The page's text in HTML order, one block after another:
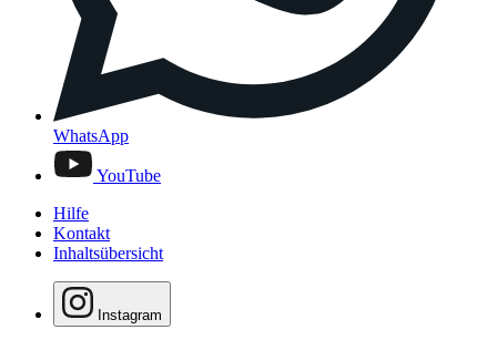
WhatsApp
YouTube
Hilfe
Kontakt
Inhaltsübersicht
Instagram